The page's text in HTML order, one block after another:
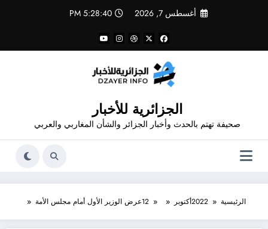
أغسطس 7, 2026 5:28:40 PM
الجزائرية للأخبار
صحيفة تهتم بالحدث وأخبار الجزائر والشأن المغاربي والعربي
الرئيسية 2022أكتوبر 12عرض الوزير الأول أمام مجلس الأمة